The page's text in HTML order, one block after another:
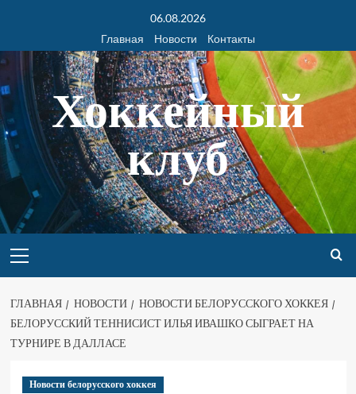
06.08.2026
Главная
Новости Контакты
Хоккейный
клуб
ГЛАВНАЯ НОВОСТИ
НОВОСТИ БЕЛОРУССКОГО ХОККЕЯ
БЕЛОРУССКИЙ ТЕННИСИСТ ИЛЬЯ ИВАШКО СЫГРАЕТ НА
ТУРНИРЕ В ДАЛЛАСЕ
Новости белорусского хоккея